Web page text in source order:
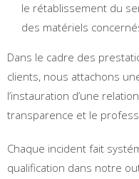
le rétablissement du
des matériels
Dans le cadre des
clients, nous attachons
l’instauration d’une
transparence et le
Chaque incident fait
qualification dans notre